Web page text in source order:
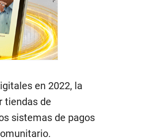
en 2022, la
tiendas de
sistemas de pagos